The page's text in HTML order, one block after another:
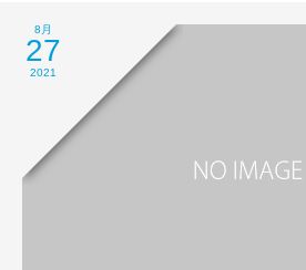
8月
27
2021